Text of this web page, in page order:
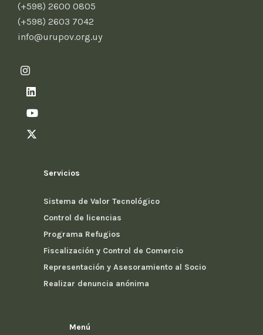
(+598) 2600 0805
(+598) 2603 7042
info@urupov.org.uy
Servicios
Sistema de Valor Tecnológico
Control de licencias
Programa Refugios
Fiscalización y Control de Comercio
Representación y Asesoramiento al Socio
Realizar denuncia anónima
Menú